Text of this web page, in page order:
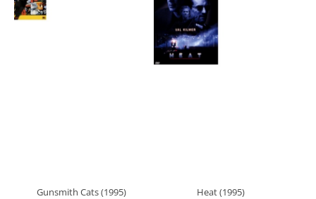
Gunsmith Cats (1995) Heat (1995)